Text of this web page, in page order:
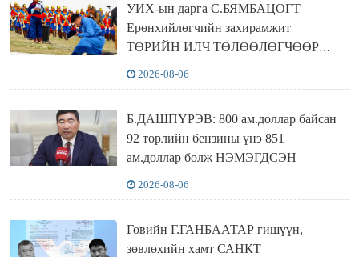
УИХ-ын дарга С.БЯМБАЦОГТ
Ерөнхийлөгчийн захирамжит
ТӨРИЙН ИЛЧ ТӨЛӨӨЛӨГЧӨӨР
2026-08-06
Б.ДАШПҮРЭВ: 800 ам.доллар байсан
92 төрлийн бензины үнэ 851
ам.доллар болж НЭМЭГДСЭН
2026-08-06
Говийн Г.ГАНБААТАР гишүүн,
зөвлөхийн хамт САНКТ